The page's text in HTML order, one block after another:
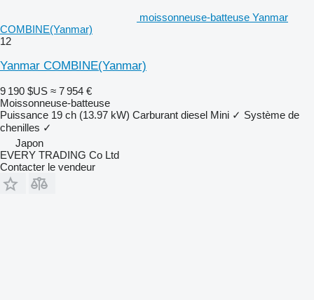
moissonneuse-batteuse Yanmar
COMBINE(Yanmar)
12
Yanmar COMBINE(Yanmar)
9 190 $US ≈ 7 954 €
Moissonneuse-batteuse
Puissance 19 ch (13.97 kW) Carburant diesel Mini ✓ Système de
chenilles ✓
Japon
EVERY TRADING Co Ltd
Contacter le vendeur